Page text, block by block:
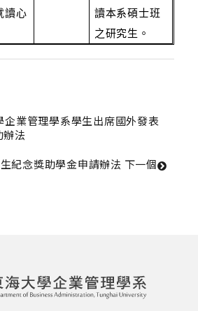
讀心
讀本系碩士班
之研究生。
企業管理學系學生出席國外發表
辦法
紀念獎助學金申請辦法 下一個